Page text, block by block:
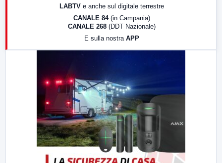
LABTV e anche sul digitale terrestre
CANALE 84 (in Campania)
CANALE 268 (DDT Nazionale)
E sulla nostra APP